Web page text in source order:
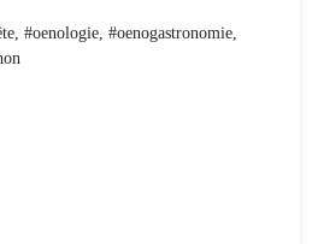
#oenologie, #oenogastronomie,